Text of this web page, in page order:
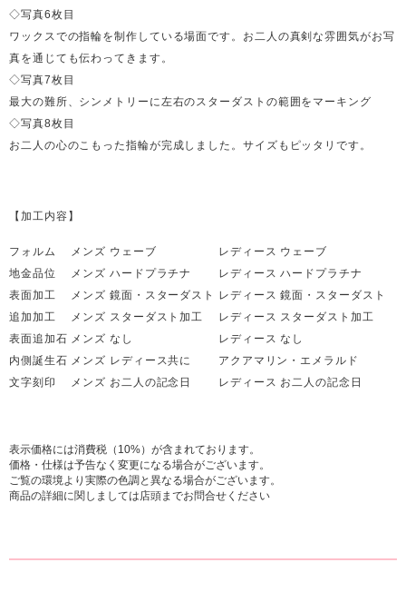
◇写真6枚目
ワックスでの指輪を制作している場面です。お二人の真剣な雰囲気がお写
真を通じても伝わってきます。
◇写真7枚目
最大の難所、シンメトリーに左右のスターダストの範囲をマーキング
◇写真8枚目
お二人の心のこもった指輪が完成しました。サイズもピッタリです。
【加工内容】
フォルム メンズ ウェーブ レディース ウェーブ
地金品位 メンズ ハードプラチナ レディース ハードプラチナ
表面加工 メンズ 鏡面・スターダスト レディース 鏡面・スターダスト
追加加工 メンズ スターダスト加工 レディース スターダスト加工
表面追加石 メンズ なし レディース なし
内側誕生石 メンズ レディース共に アクアマリン・エメラルド
文字刻印 メンズ お二人の記念日 レディース お二人の記念日
表示価格には消費税（10%）が含まれております。
価格・仕様は予告なく変更になる場合がございます。
ご覧の環境より実際の色調と異なる場合がございます。
商品の詳細に関しましては店頭までお問合せください